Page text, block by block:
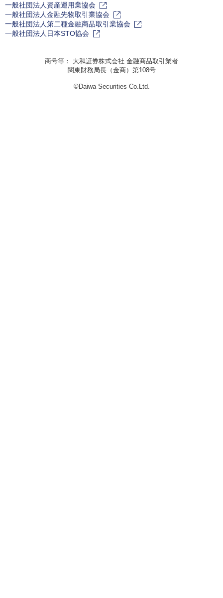
一般社団法人資産運用業協会
一般社団法人金融先物取引業協会
一般社団法人第二種金融商品取引業協会
一般社団法人日本STO協会
商号等： 大和証券株式会社 金融商品取引業者
関東財務局長（金商）第108号
©Daiwa Securities Co.Ltd.